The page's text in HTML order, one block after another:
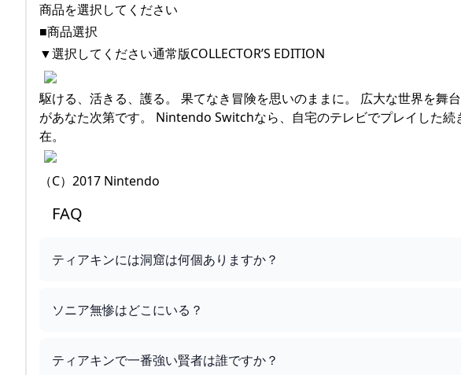
商品を選択してください
■商品選択
▼選択してください通常版COLLECTOR’S EDITION
駆ける、活きる、護る。 果てなき冒険を思いのままに。 広大な世界を舞
があなた次第です。 Nintendo Switchなら、自宅のテレビでプレイした
在。
（C）2017 Nintendo
FAQ
ティアキンには洞窟は何個ありますか？
ソニア無惨はどこにいる？
ティアキンで一番強い賢者は誰ですか？